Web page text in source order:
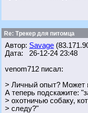
Re: Трекер для питомца
Автор: Savage
Дата: 26-12-24 23:48
venom712 писал:
> Личный опыт? Может
А теперь подскажите:
> охотничью собаку,
> следу?"